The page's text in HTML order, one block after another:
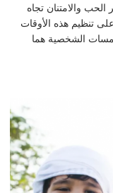
والامتنان تجاه
تنظيم هذه الأوقات
الشخصية هما